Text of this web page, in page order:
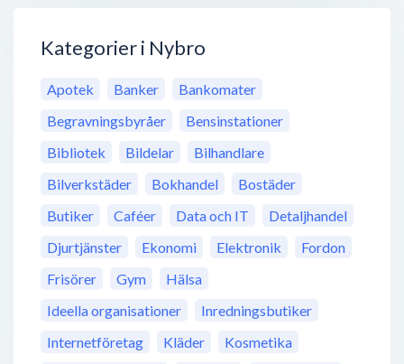
Kategorier i Nybro
Apotek Banker
Bankomater
Begravningsbyråer
Bensinstationer
Bibliotek
Bildelar
Bilhandlare
Bilverkstäder
Bokhandel
Bostäder
Butiker
Caféer Data och IT
Detaljhandel
Djurtjänster
Ekonomi Elektronik
Fordon
Frisörer
Gym
Hälsa
Ideella organisationer
Inredningsbutiker
Internetföretag
Kläder
Kosmetika